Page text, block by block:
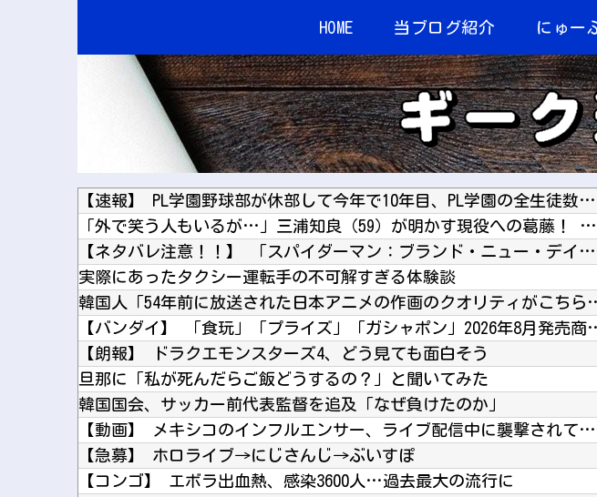
HOME 当ブログ紹介 にゅー
【速報】 PL学園野球部が休部して今年で10年目、PL学園の全生徒数は35人
「外で笑う人もいるが…」三浦知良（59）が明かす現役への葛藤！ 還暦直前も「今でも上手くな...
【ネタバレ注意！！】 「スパイダーマン：ブランド・ニュー・デイ」にも出てきたけどあの組織潰...
実際にあったタクシー運転手の不可解すぎる体験談
韓国人「54年前に放送された日本アニメ
【バンダイ】 「食玩」「プライズ」「ガシャ
【朗報】 ドラクエモンスターズ4、どう見ても面白そう
旦那に「私が死んだらご飯どうするの？」と聞いてみた
韓国国会、サッカー前代表監督を追及「なぜ負けたのか」
【動画】 メキシコのインフルエンサー、ライブ配信中に襲撃されて死亡。
【急募】 ホロライブ→にじさんじ→ぶいすぽ
【コンゴ】 エボラ出血熱、感染3600人…過去最大の流行に